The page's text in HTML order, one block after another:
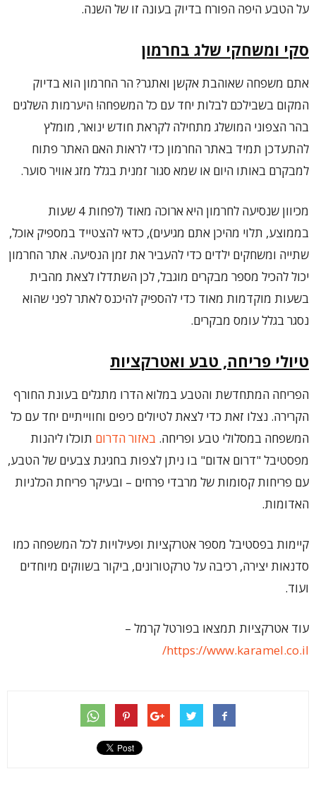
על הטבע היפה הפורח בדיוק בעונה זו של השנה.
סקי ומשחקי שלג בחרמון
אתם משפחה שאוהבת אקשן ואתגר? הר החרמון הוא בדיוק
המקום בשבילכם לבלות יחד עם כל המשפחה! היערמות השלגים
בהר הצפוני המושלג מתחילה לקראת חודש ינואר, מומלץ
להתעדכן תמיד באתר החרמון כדי לראות האם האתר פתוח
למבקרם באותו היום או שמא סגור זמנית בגלל מזג אוויר סוער.
מכיוון שנסיעה לחרמון היא ארוכה מאוד (לפחות 4 שעות
בממוצע, תלוי מהיכן אתם מגיעים), כדאי להצטייד במספיק אוכל,
שתייה ומשחקים ילדים כדי להעביר את זמן הנסיעה. אתר החרמון
יכול להכיל מספר מבקרים מוגבל, לכן השתדלו לצאת מהבית
בשעות מוקדמות מאוד כדי להספיק להיכנס לאתר לפני שהוא
נסגר בגלל עומס מבקרים.
טיולי פריחה, טבע ואטרקציות
הפריחה המתחדשת והטבע במלוא הדרו מתגלים בעונת החורף
הקרירה. נצלו זאת כדי לצאת לטיולים כיפים וחווייתיים יחד עם כל
המשפחה במסלולי טבע ופריחה. באזור הדרום תוכלו ליהנות
מפסטיבל "דרום אדום" בו ניתן לצפות בחגיגת צבעים של הטבע,
עם פריחות קסומות של מרבדי פרחים – ובעיקר פריחת הכלניות
האדומות.
קיימות בפסטיבל מספר אטרקציות ופעילויות לכל המשפחה כמו
סדנאות יצירה, רכיבה על טרקטורונים, ביקור בשווקים מיוחדים
ועוד.
עוד אטרקציות תמצאו בפורטל קרמל –
https://www.karamel.co.il/